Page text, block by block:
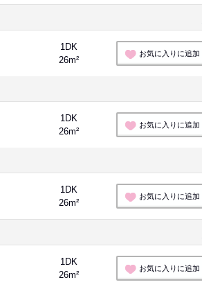
1DK
26m²
お気に入りに追加
1DK
26m²
お気に入りに追加
1DK
26m²
お気に入りに追加
1DK
26m²
お気に入りに追加